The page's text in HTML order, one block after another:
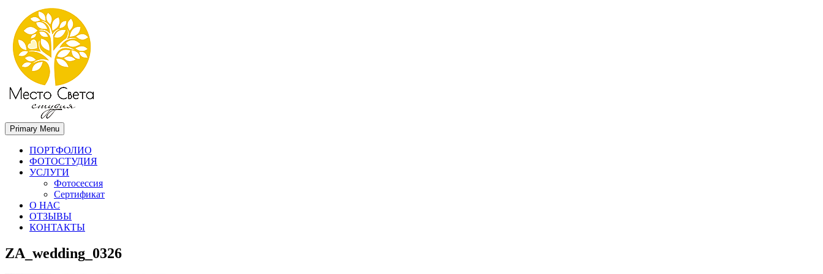
Место света. Свадебный фотограф в Орле Апальков Вячеслав
Свадебный фотограф в Орле
Primary Menu
ПОРТФОЛИО
ФОТОСТУДИЯ
УСЛУГИ
Фотосессия
Сертификат
О НАС
ОТЗЫВЫ
КОНТАКТЫ
ZA_wedding_0326